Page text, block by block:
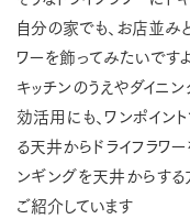
自分の家でも、お店並み
ワーを飾ってみたいです
キッチンのうえやダイニ
効活用にも、ワンポイン
る天井からドライフラワ
ンギングを天井からする
ご紹介しています